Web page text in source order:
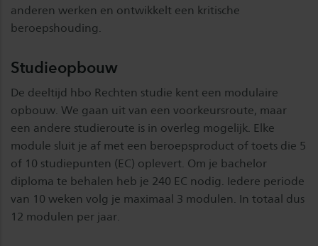
anderen werken en ontwikkelt een kritische
beroepshouding.
Studieopbouw
De deeltijd hbo Rechten studie kent een modulaire
opbouw. We gaan uit van een voorkeursroute, maar
een andere studieroute is in overleg mogelijk. Elke
module sluit je af met een beroepsproduct of toets die 5
of 10 studiepunten (EC) oplevert. Om je bachelor
diploma te behalen heb je 240 EC nodig. Iedere periode
van 10 weken volg je maximaal 3 modulen. In totaal dus
12 modulen per jaar.